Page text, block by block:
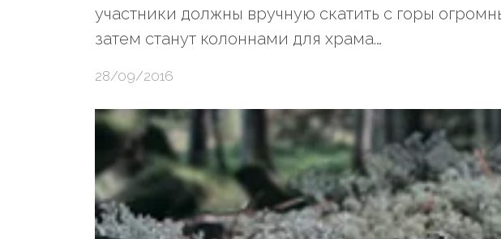
участники должны вручную скатить с горы
затем станут колоннами для храма.…
28/09/2016